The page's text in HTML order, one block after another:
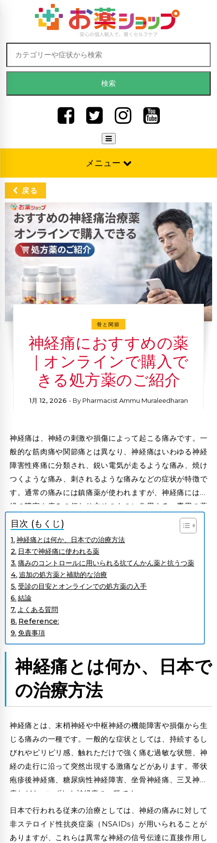
Skip to content
検索:
メニュー
戻る
骨と関節
神経痛におすすめの薬
｜オンラインで購入で
きる処方薬のご紹介
1月 12, 2026 - By Pharmacist Ammu Muraleedharan
神経痛は、神経の刺激や損傷によって起こる痛みです。一
般的な筋肉痛や関節痛とは異なり、神経痛はいわゆる神経
障害性疼痛に分類され、鋭い電気が走るような痛み、焼け
つくような痛み、刺されるような痛みなどの症状が特徴で
す。通常の痛みには鎮痛薬が使われますが、神経痛には神
経の障害や痛みの伝わり方そのものに作用する、専用の薬
が必要になります。ここでは、オンラインで購入できる神
経痛向けの処方薬について取り上げます。
目次 (もくじ)
神経痛とは何か、日本での治療方法
日本で神経痛に使われる薬
痛みのコントロールに用いられる抗てんかん薬と抗うつ薬
追加の処方薬と補助的な治療
受診の目安とオンラインでの処方薬の入手
結論
よくある質問
Reference:
免責事項
神経痛とは何か、日本で
の治療方法
神経痛とは、末梢神経や中枢神経の機能障害や損傷から生
じる痛みの一種です。一般的な症状としては、持続するし
びれやピリピリ感、触れただけで強く痛む過敏な状態、神
経の走行に沿って突然出現する激痛などがあります。帯状
疱疹後神経痛、糖尿病性神経障害、坐骨神経痛、三叉神経
痛なども、いずれも神経痛の一種です。
日本で行われる従来の治療としては、神経の痛みに対して
非ステロイド性抗炎症薬（NSAIDs）が用いられることが
ありますが、これらは異常な神経の信号伝達に直接作用し